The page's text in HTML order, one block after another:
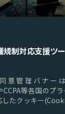
制対応支援ツ
意管理バナー
等各国のプ
たクッキー